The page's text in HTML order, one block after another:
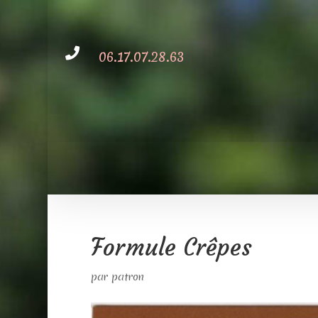
 06.17.07.28.63
Formule Crêpes
par patron